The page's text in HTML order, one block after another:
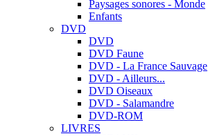
Paysages sonores - Monde
Enfants
DVD
DVD
DVD Faune
DVD - La France Sauvage
DVD - Ailleurs...
DVD Oiseaux
DVD - Salamandre
DVD-ROM
LIVRES